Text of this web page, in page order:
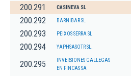
200.291 CASINEVA SL
200.292 BARNIBAR SL
200.293 PEIXOS SERRA SL
200.294 YAPHSASOTR SL.
200.295
INVERSIONES GALLEGAS
EN FINCAS SA